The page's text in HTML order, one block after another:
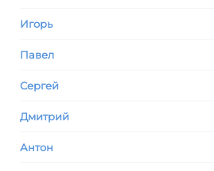
Игорь
Павел
Сергей
Дмитрий
Антон